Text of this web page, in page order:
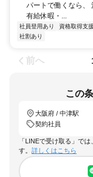
パートで働くなら、
有給休暇・...
社員登用あり 資格取得支
社割あり
前へ
この
大阪府 / 中津駅
契約社員
「LINEで受け取る」で
す。 詳しくはこちら